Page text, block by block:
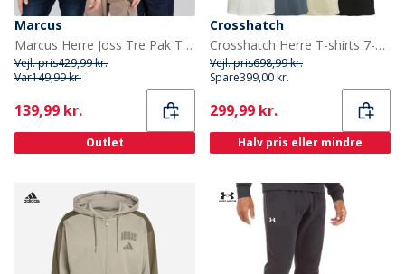
Marcus
Marcus Herre Joss Tre Pak T Shirts Multi 1
Vejl. pris429,99 kr.
Var149,99 kr.
Current
139,99 kr.
Outlet
Crosshatch
Crosshatch Herre T-shirts 7-pak Blå/Blå/Grå Melange/Hvid/Blå/Sort/Off White
Vejl. pris698,99 kr.
Spare399,00 kr.
Current
299,99 kr.
Halv pris eller mindre